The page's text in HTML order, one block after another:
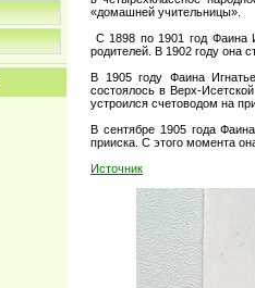
«домашней учительницы».
С 1898 по 1901 год Фаина
родителей. В 1902 году она
В 1905 году Фаина
состоялось в Верх-
устроился счетоводом на
В сентябре 1905 года
прииска. С этого момента
Источник